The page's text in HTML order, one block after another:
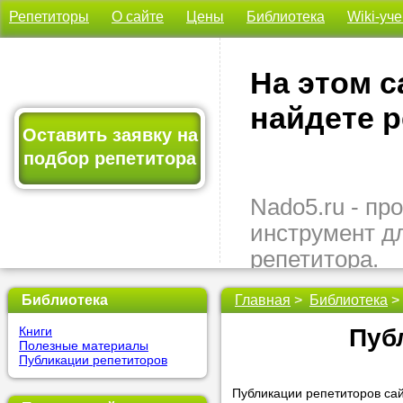
Репетиторы О сайте Цены Библиотека Wiki-
Оставить заявку на
подбор репетитора
На этом
найдете
Nado5.ru -
инструмент
репетитора.
Здесь вы
подходящего
быстро,
Библиотека
Книги
Полезные материалы
Публикации репетиторов
Главная > Библиотека >
Публикации репетиторов